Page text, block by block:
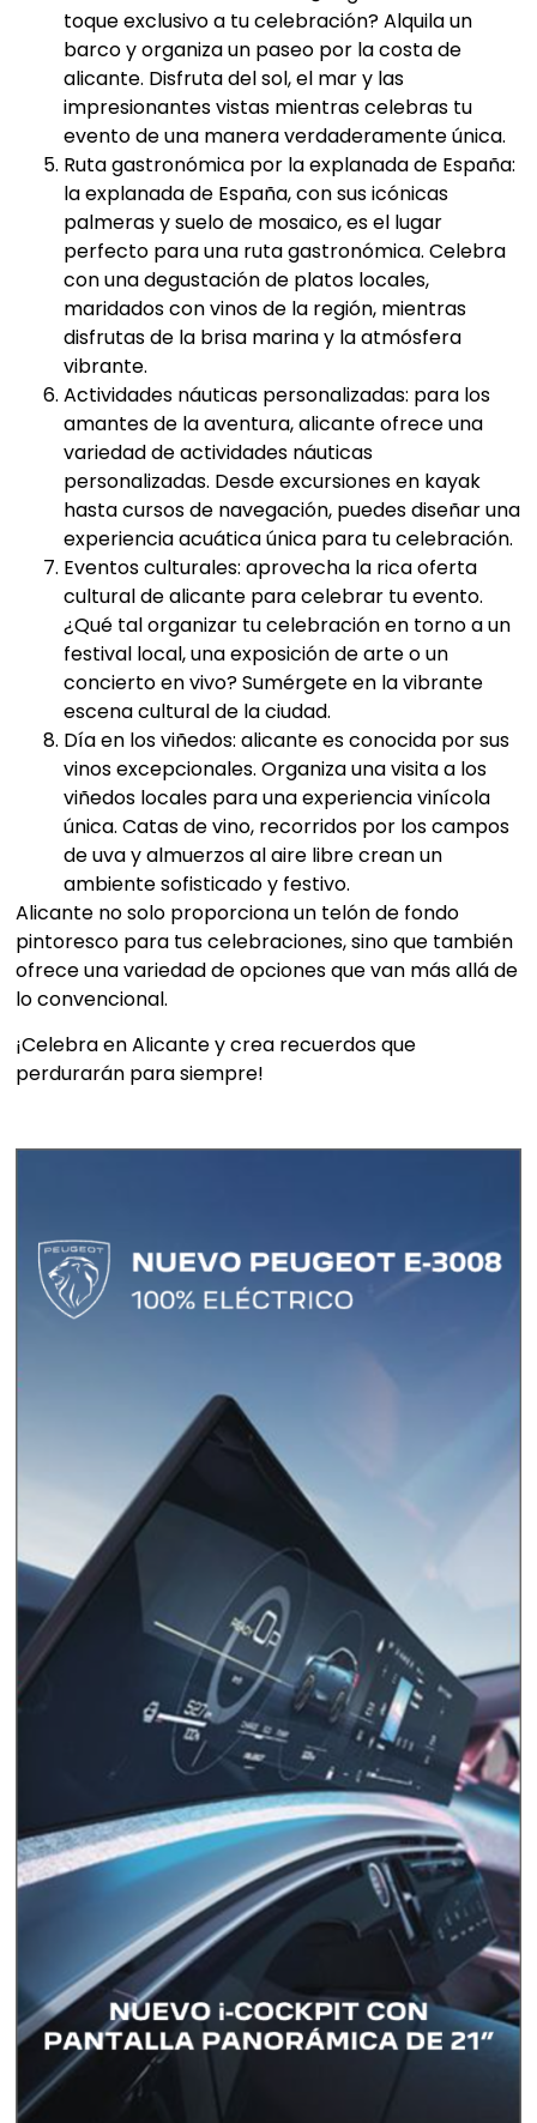
toque exclusivo a tu celebración? Alquila un
barco y organiza un paseo por la costa de
alicante. Disfruta del sol, el mar y las
impresionantes vistas mientras celebras tu
evento de una manera verdaderamente única.
Ruta gastronómica por la explanada de España:
la explanada de España, con sus icónicas
palmeras y suelo de mosaico, es el lugar
perfecto para una ruta gastronómica. Celebra
con una degustación de platos locales,
maridados con vinos de la región, mientras
disfrutas de la brisa marina y la atmósfera
vibrante.
Actividades náuticas personalizadas: para los
amantes de la aventura, alicante ofrece una
variedad de actividades náuticas
personalizadas. Desde excursiones en kayak
hasta cursos de navegación, puedes diseñar una
experiencia acuática única para tu celebración.
Eventos culturales: aprovecha la rica oferta
cultural de alicante para celebrar tu evento.
¿Qué tal organizar tu celebración en torno a un
festival local, una exposición de arte o un
concierto en vivo? Sumérgete en la vibrante
escena cultural de la ciudad.
Día en los viñedos: alicante es conocida por sus
vinos excepcionales. Organiza una visita a los
viñedos locales para una experiencia vinícola
única. Catas de vino, recorridos por los campos
de uva y almuerzos al aire libre crean un
ambiente sofisticado y festivo.
Alicante no solo proporciona un telón de fondo
pintoresco para tus celebraciones, sino que también
ofrece una variedad de opciones que van más allá de
lo convencional.
¡Celebra en Alicante y crea recuerdos que
perdurarán para siempre!